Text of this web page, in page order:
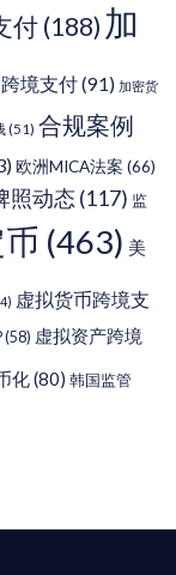
付 (188) 加
境支付(91) 加密货
(51) 合规案例
欧洲MICA法案 (66)
照动态 (117) 监
(463) 美
虚拟货币跨境支
(58) 虚拟资产跨境
化(80) 韩国监管